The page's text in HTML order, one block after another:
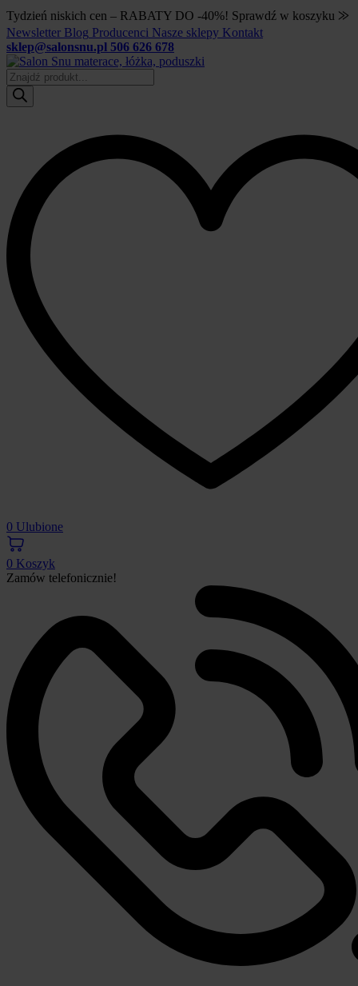
Tydzień niskich cen – RABATY DO -40%! Sprawdź w koszyku ⨠
Newsletter Blog Producenci Nasze sklepy Kontakt
sklep@salonsnu.pl 506 626 678
Wyszukiwarka
produktów
0 Ulubione
0 Koszyk
Zamów telefonicznie!